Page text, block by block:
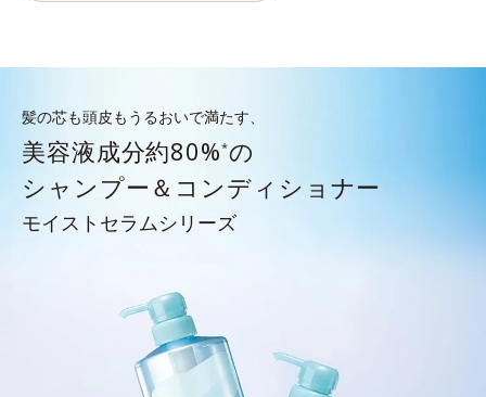
髪の芯も頭皮もうるおいで満たす、
美容液成分約80%*の
シャンプー＆コンディショナー
モイストセラムシリーズ